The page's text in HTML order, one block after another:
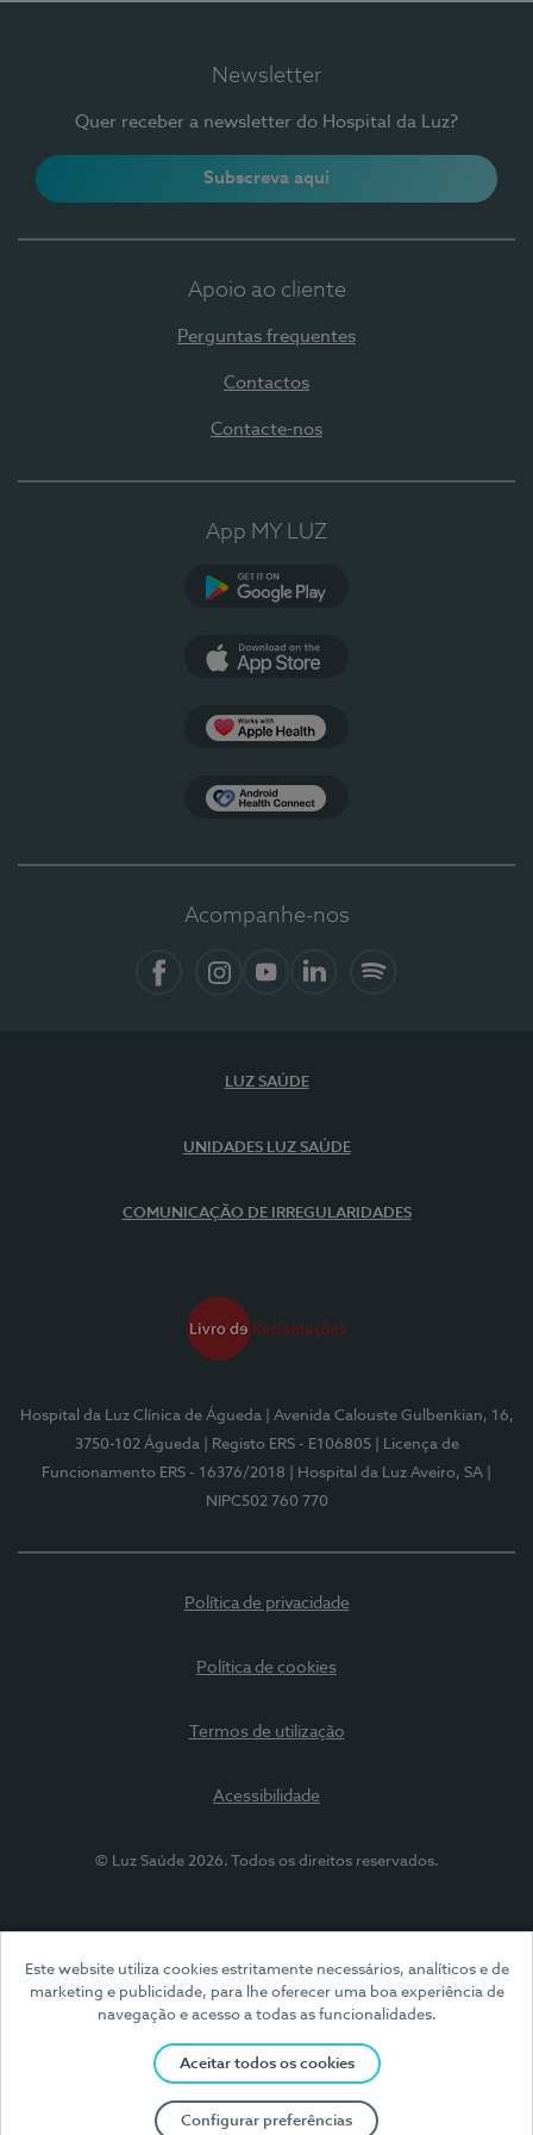
Este website utiliza cookies estritamente necessários, analíticos e de
marketing e publicidade, para lhe oferecer uma boa experiência de
navegação e acesso a todas as funcionalidades.
Aceitar todos os cookies
Configurar preferências
Newsletter
Quer receber a newsletter do Hospital da Luz?
Subscreva aqui
Apoio ao cliente
Perguntas frequentes
Contactos
Contacte-nos
App MY LUZ
Acompanhe-nos
LUZ SAÚDE
UNIDADES LUZ SAÚDE
COMUNICAÇÃO DE IRREGULARIDADES
Hospital da Luz Clínica de Águeda
| Avenida Calouste Gulbenkian, 16,
3750-102 Águeda
| Registo ERS - E106805
| Licença de
Funcionamento ERS - 16376/2018
| Hospital da Luz Aveiro, SA
NIPC502 760 770
Política de privacidade
Política de cookies
Termos de utilização
Acessibilidade
© Luz Saúde 2026. Todos os direitos reservados.